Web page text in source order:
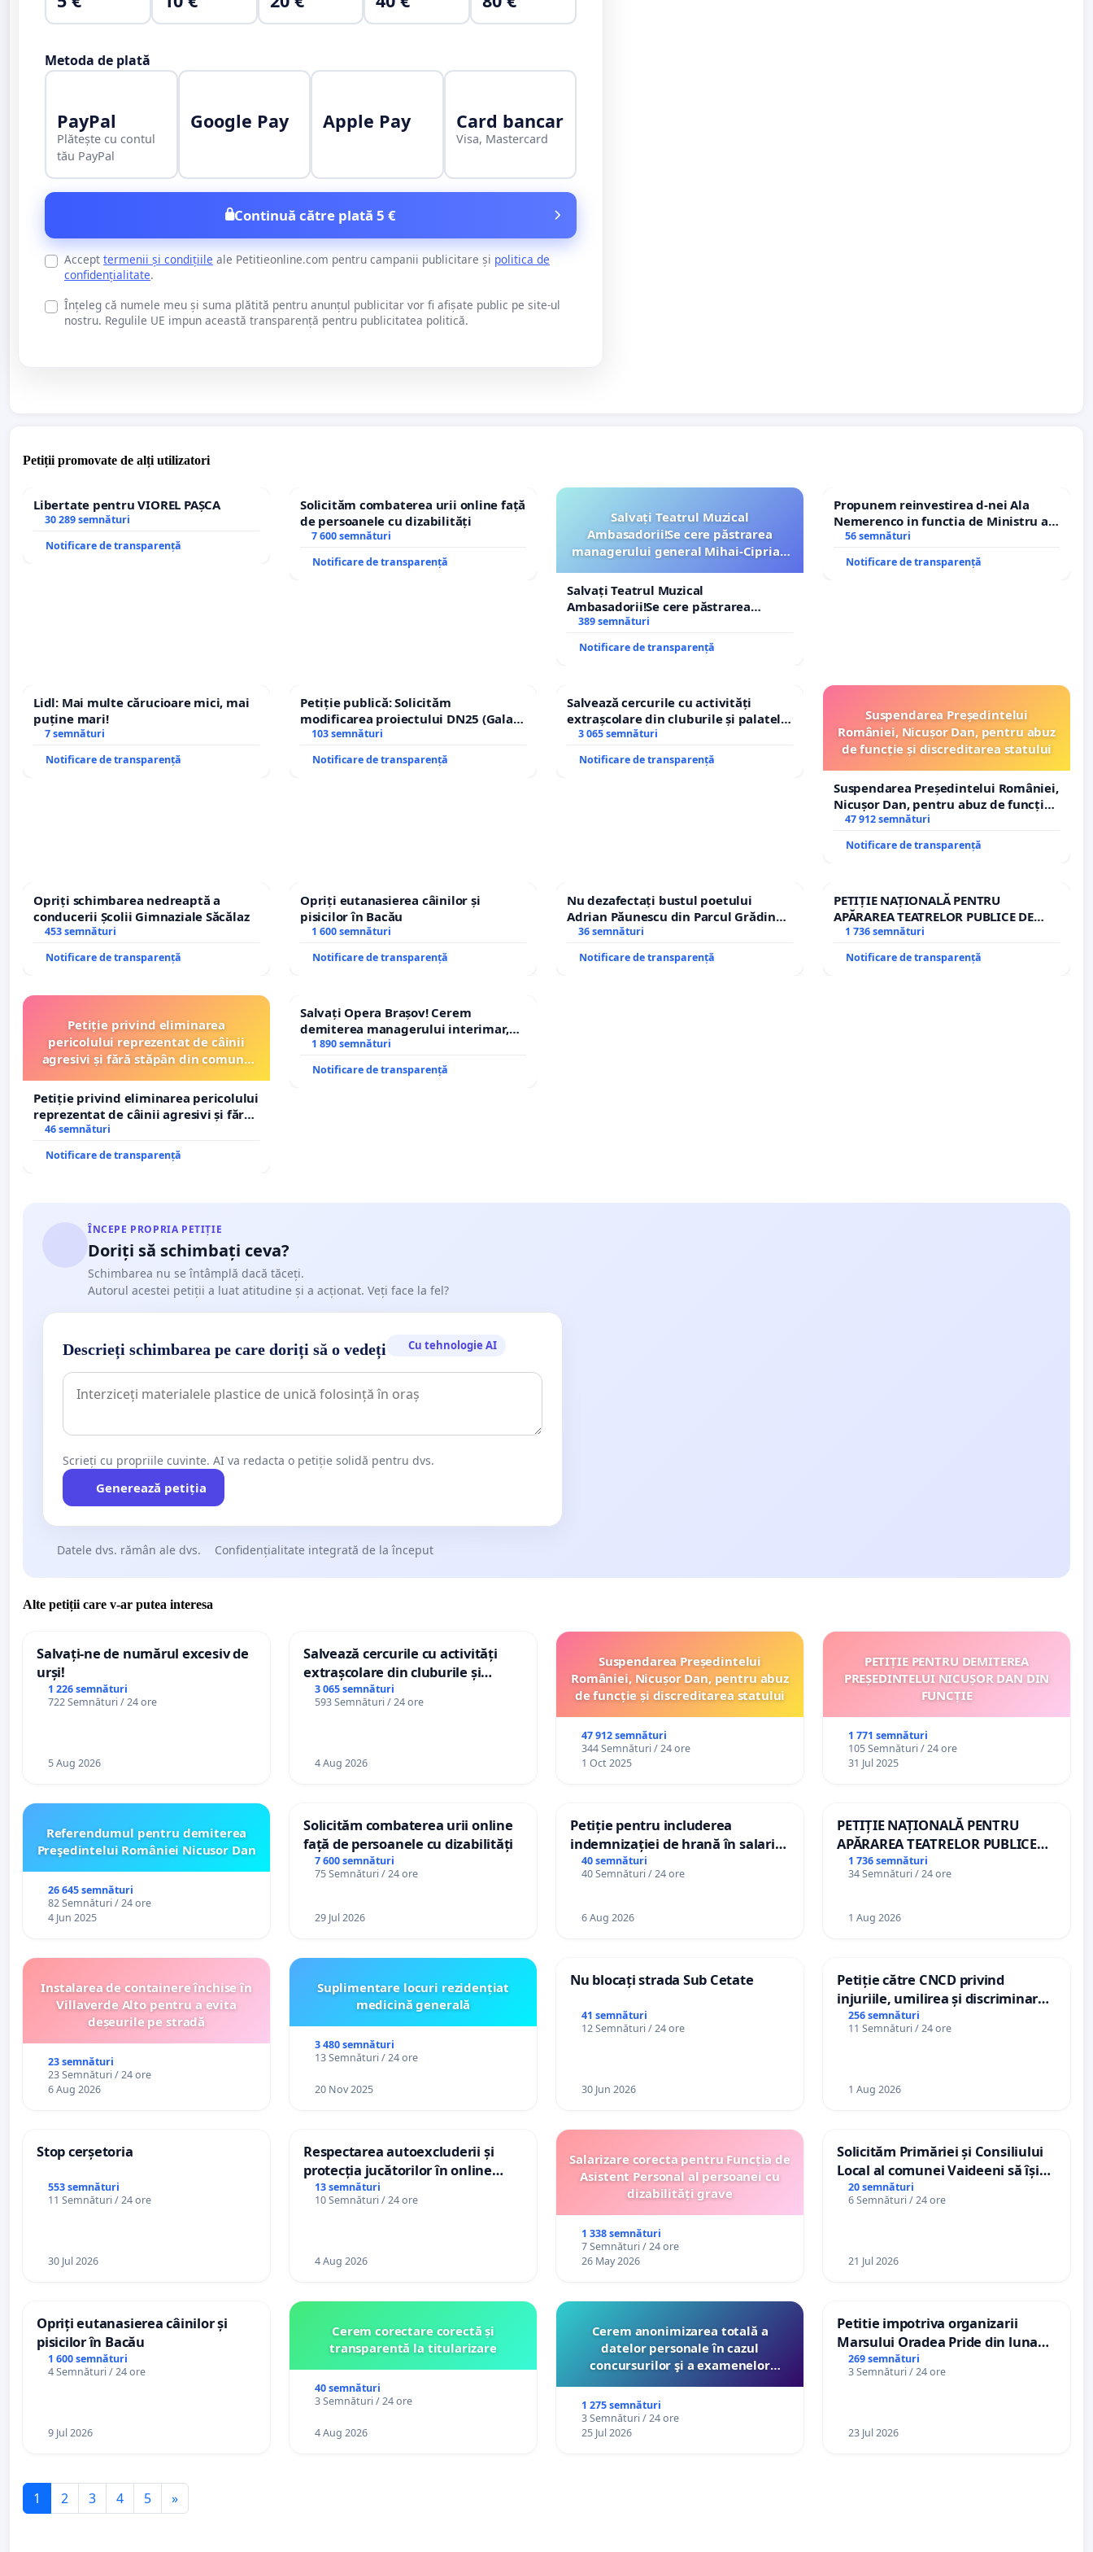
Metoda de plată
PayPal
Plătește cu contul
tău PayPal
Google Pay Apple Pay Card bancar
Visa, Mastercard
Continuă către plată 5 €
Accept termenii și condițiile ale Petitieonline.com pentru campanii publicitare și politica de
confidențialitate.
Înțeleg că numele meu și suma plătită pentru anunțul publicitar vor fi afișate public pe site-ul
nostru. Regulile UE impun această transparență pentru publicitatea politică.
Petiții promovate de alți utilizatori
Libertate pentru VIOREL PAȘCA
30 289 semnături
Notificare de transparență
Solicităm combaterea urii online față
de persoanele cu dizabilități
7 600 semnături
Notificare de transparență
Salvați Teatrul Muzical
Ambasadorii!Se cere păstrarea
managerului general Mihai-Ciprian
Salvați Teatrul Muzical
Ambasadorii!Se cere păstrarea
managerului general Mihai-Ciprian
389 semnături
Notificare de transparență
Propunem reinvestirea d-nei Ala
Nemerenco in functia de Ministru al
Sanatatii
56 semnături
Notificare de transparență
Lidl: Mai multe cărucioare mici, mai
puține mari!
7 semnături
Notificare de transparență
Petiție publică: Solicităm
modificarea proiectului DN25 (Galați
– Hanu Conachi) prin devierea
103 semnături
Notificare de transparență
Salvează cercurile cu activități
extrașcolare din cluburile și palatele
copiilor
3 065 semnături
Notificare de transparență
Suspendarea Președintelui
României, Nicușor Dan, pentru abuz
de funcție și discreditarea statului
Suspendarea Președintelui României,
Nicușor Dan, pentru abuz de funcție
și discreditarea statului
47 912 semnături
Notificare de transparență
Opriți schimbarea nedreaptă a
conducerii Școlii Gimnaziale Săcălaz
453 semnături
Notificare de transparență
Opriți eutanasierea câinilor și
pisicilor în Bacău
1 600 semnături
Notificare de transparență
Nu dezafectați bustul poetului
Adrian Păunescu din Parcul Grădina
Icoanei! Stop cenzurii culturale!
36 semnături
Notificare de transparență
PETIȚIE NAȚIONALĂ PENTRU
APĂRAREA TEATRELOR PUBLICE DE
REPERTORIU DIN ROMÂNIA
1 736 semnături
Notificare de transparență
Petiție privind eliminarea
pericolului reprezentat de câinii
agresivi și fără stăpân din comuna
Petiție privind eliminarea pericolului
reprezentat de câinii agresivi și fără
stăpân din comuna Tunari
46 semnături
Notificare de transparență
Salvați Opera Brașov! Cerem
demiterea managerului interimar,
Petrean Lucian-Marius!
1 890 semnături
Notificare de transparență
ÎNCEPE PROPRIA PETIȚIE
Doriți să schimbați ceva?
Schimbarea nu se întâmplă dacă tăceți.
Autorul acestei petiții a luat atitudine și a acționat. Veți face la fel?
Descrieți schimbarea pe care doriți să o vedeți Cu tehnologie AI
Scrieți cu propriile cuvinte. AI va redacta o petiție solidă pentru dvs.
Generează petiția
Datele dvs. rămân ale dvs. Confidențialitate integrată de la început
Alte petiții care v-ar putea interesa
Salvați-ne de numărul excesiv de
urși!
1 226 semnături
722 Semnături / 24 ore
5 Aug 2026
Salvează cercurile cu activități
extrașcolare din cluburile și
palatele copiilor
3 065 semnături
593 Semnături / 24 ore
4 Aug 2026
Suspendarea Președintelui
României, Nicușor Dan, pentru abuz
de funcție și discreditarea statului
47 912 semnături
344 Semnături / 24 ore
1 Oct 2025
PETIȚIE PENTRU DEMITEREA
PREȘEDINTELUI NICUȘOR DAN DIN
FUNCȚIE
1 771 semnături
105 Semnături / 24 ore
31 Jul 2025
Referendumul pentru demiterea
Preşedintelui României Nicusor Dan
26 645 semnături
82 Semnături / 24 ore
4 Jun 2025
Solicităm combaterea urii online
față de persoanele cu dizabilități
7 600 semnături
75 Semnături / 24 ore
29 Jul 2026
Petiție pentru includerea
indemnizației de hrană în salariul
de bază și protejarea gradațiilor
de vechime pentru asistenții
40 semnături
40 Semnături / 24 ore
6 Aug 2026
PETIȚIE NAȚIONALĂ PENTRU
APĂRAREA TEATRELOR PUBLICE
DE REPERTORIU DIN ROMÂNIA
1 736 semnături
34 Semnături / 24 ore
1 Aug 2026
Instalarea de containere închise în
Villaverde Alto pentru a evita
deșeurile pe stradă
23 semnături
23 Semnături / 24 ore
6 Aug 2026
Suplimentare locuri rezidențiat
medicină generală
3 480 semnături
13 Semnături / 24 ore
20 Nov 2025
Nu blocați strada Sub Cetate
41 semnături
12 Semnături / 24 ore
30 Jun 2026
Petiție către CNCD privind
injuriile, umilirea și discriminarea
persoanelor cu dizabilități de
către utilizatorul TikTok „Gorici”
256 semnături
11 Semnături / 24 ore
1 Aug 2026
Stop cerșetoria
553 semnături
11 Semnături / 24 ore
30 Jul 2026
Respectarea autoexcluderii și
protecția jucătorilor în online
casino
13 semnături
10 Semnături / 24 ore
4 Aug 2026
Salarizare corecta pentru Funcția de
Asistent Personal al persoanei cu
dizabilități grave
1 338 semnături
7 Semnături / 24 ore
26 May 2026
Solicităm Primăriei și Consiliului
Local al comunei Vaideeni să își
exercite efectiv atribuțiile legale
și să reprezinte interesele
20 semnături
6 Semnături / 24 ore
21 Jul 2026
Opriți eutanasierea câinilor și
pisicilor în Bacău
1 600 semnături
4 Semnături / 24 ore
9 Jul 2026
Cerem corectare corectă și
transparentă la titularizare
40 semnături
3 Semnături / 24 ore
4 Aug 2026
Cerem anonimizarea totală a
datelor personale în cazul
concursurilor şi a examenelor
către Ministerul Educaţiei
1 275 semnături
3 Semnături / 24 ore
25 Jul 2026
Petitie impotriva organizarii
Marsului Oradea Pride din luna
Iulie 2026
269 semnături
3 Semnături / 24 ore
23 Jul 2026
1 2 3 4 5 »